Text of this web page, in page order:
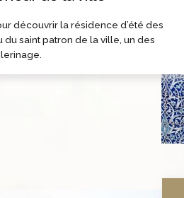
découvrir la résidence d’été des
saint patron de la ville, un des